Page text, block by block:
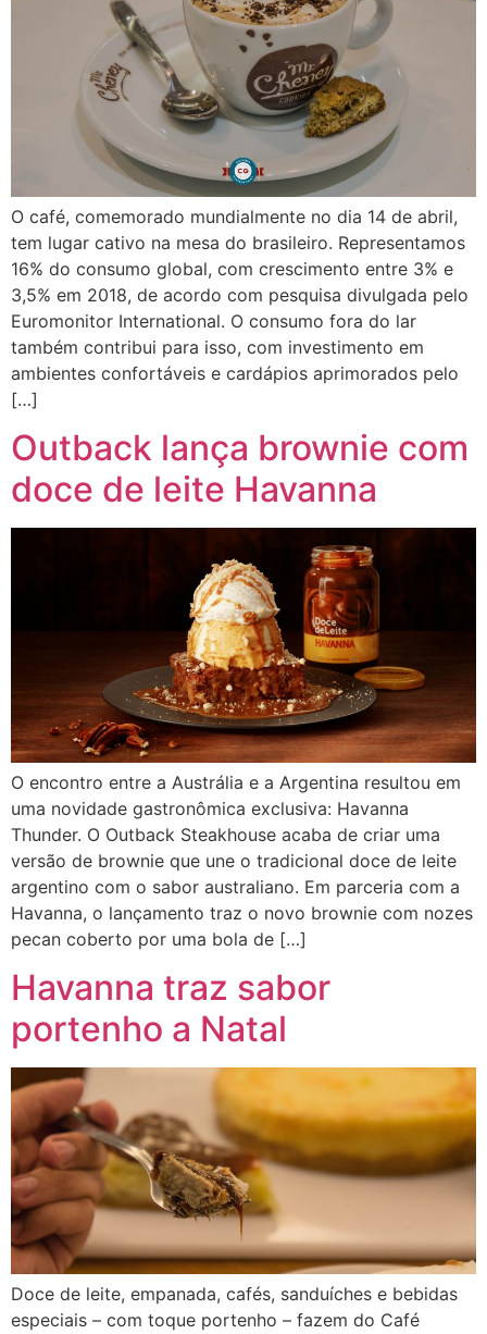
O café, comemorado mundialmente no dia 14 de abril,
tem lugar cativo na mesa do brasileiro. Representamos
16% do consumo global, com crescimento entre 3% e
3,5% em 2018, de acordo com pesquisa divulgada pelo
Euromonitor International. O consumo fora do lar
também contribui para isso, com investimento em
ambientes confortáveis e cardápios aprimorados pelo
[…]
Outback lança brownie com
doce de leite Havanna
O encontro entre a Austrália e a Argentina resultou em
uma novidade gastronômica exclusiva: Havanna
Thunder. O Outback Steakhouse acaba de criar uma
versão de brownie que une o tradicional doce de leite
argentino com o sabor australiano. Em parceria com a
Havanna, o lançamento traz o novo brownie com nozes
pecan coberto por uma bola de […]
Havanna traz sabor
portenho a Natal
Doce de leite, empanada, cafés, sanduíches e bebidas
especiais – com toque portenho – fazem do Café